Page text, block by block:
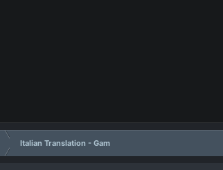
Italian Translation - Gam